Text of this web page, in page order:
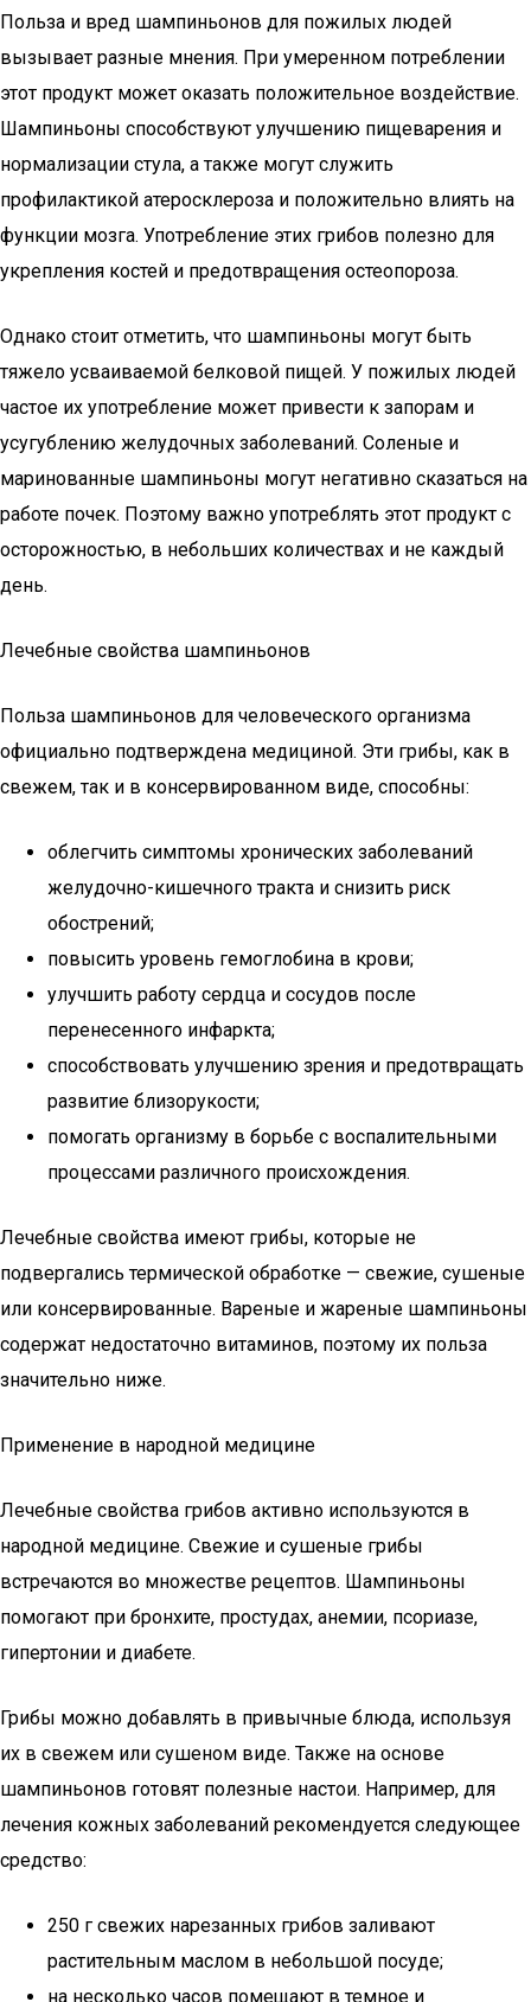
Польза и вред шампиньонов для пожилых людей
вызывает разные мнения. При умеренном потреблении
этот продукт может оказать положительное воздействие.
Шампиньоны способствуют улучшению пищеварения и
нормализации стула, а также могут служить
профилактикой атеросклероза и положительно влиять на
функции мозга. Употребление этих грибов полезно для
укрепления костей и предотвращения остеопороза.
Однако стоит отметить, что шампиньоны могут быть
тяжело усваиваемой белковой пищей. У пожилых людей
частое их употребление может привести к запорам и
усугублению желудочных заболеваний. Соленые и
маринованные шампиньоны могут негативно сказаться на
работе почек. Поэтому важно употреблять этот продукт с
осторожностью, в небольших количествах и не каждый
день.
Лечебные свойства шампиньонов
Польза шампиньонов для человеческого организма
официально подтверждена медициной. Эти грибы, как в
свежем, так и в консервированном виде, способны:
облегчить симптомы хронических заболеваний
желудочно-кишечного тракта и снизить риск
обострений;
повысить уровень гемоглобина в крови;
улучшить работу сердца и сосудов после
перенесенного инфаркта;
способствовать улучшению зрения и предотвращать
развитие близорукости;
помогать организму в борьбе с воспалительными
процессами различного происхождения.
Лечебные свойства имеют грибы, которые не
подвергались термической обработке — свежие, сушеные
или консервированные. Вареные и жареные шампиньоны
содержат недостаточно витаминов, поэтому их польза
значительно ниже.
Применение в народной медицине
Лечебные свойства грибов активно используются в
народной медицине. Свежие и сушеные грибы
встречаются во множестве рецептов. Шампиньоны
помогают при бронхите, простудах, анемии, псориазе,
гипертонии и диабете.
Грибы можно добавлять в привычные блюда, используя
их в свежем или сушеном виде. Также на основе
шампиньонов готовят полезные настои. Например, для
лечения кожных заболеваний рекомендуется следующее
средство:
250 г свежих нарезанных грибов заливают
растительным маслом в небольшой посуде;
на несколько часов помещают в темное и